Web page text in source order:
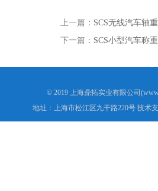
上一篇： SCS无线汽车轴
下一篇： SCS小型汽车称
© 2019 上海鼎拓实业有限公司
地址：上海市松江区九干路220号 技术